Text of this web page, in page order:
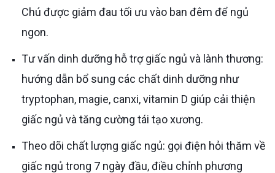
Chú được giảm đau tối ưu vào ban đêm để ngủ
ngon.
Tư vấn dinh dưỡng hỗ trợ giấc ngủ và lành thương:
hướng dẫn bổ sung các chất dinh dưỡng như
tryptophan, magie, canxi, vitamin D giúp cải thiện
giấc ngủ và tăng cường tái tạo xương.
Theo dõi chất lượng giấc ngủ: gọi điện hỏi thăm về
giấc ngủ trong 7 ngày đầu, điều chỉnh phương